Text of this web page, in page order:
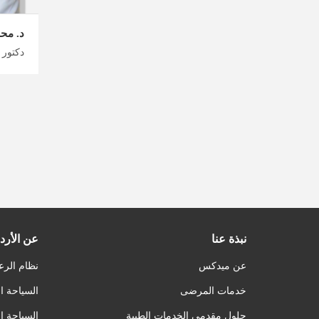
د.
نبذة عنا
عن ميدكس
خدمات المرضى
حلول مقدمي الخدمات الطبية
عن
نظام
السياحة
السياحة